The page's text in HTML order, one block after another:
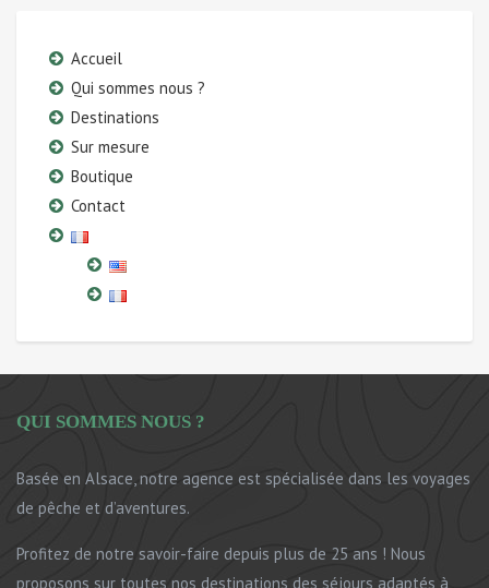
Accueil
Qui sommes nous ?
Destinations
Sur mesure
Boutique
Contact
QUI SOMMES NOUS ?
Basée en Alsace, notre agence est spécialisée dans les voyages
de pêche et d’aventures.
Profitez de notre savoir-faire depuis plus de 25 ans ! Nous
proposons sur toutes nos destinations des séjours adaptés à